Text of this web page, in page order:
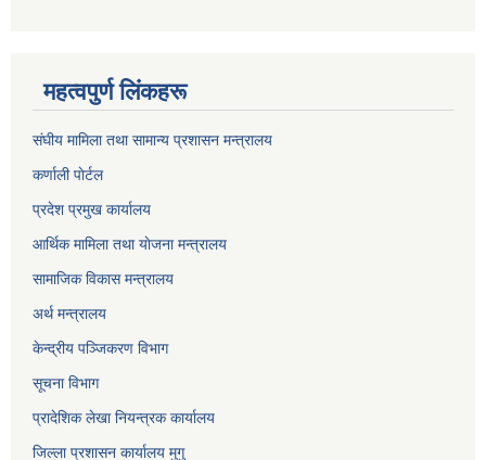
महत्वपुर्ण लिंकहरू
संघीय मामिला तथा सामान्य प्रशासन मन्त्रालय
कर्णाली पाेर्टल
प्रदेश प्रमुख कार्यालय
आर्थिक मामिला तथा याेजना मन्त्रालय
सामाजिक विकास मन्त्रालय
अर्थ मन्त्रालय
केन्द्रीय पञ्जिकरण विभाग
सूचना विभाग
प्रादेशिक लेखा नियन्त्रक कार्यालय
जिल्ला प्रशासन कार्यालय मुगु